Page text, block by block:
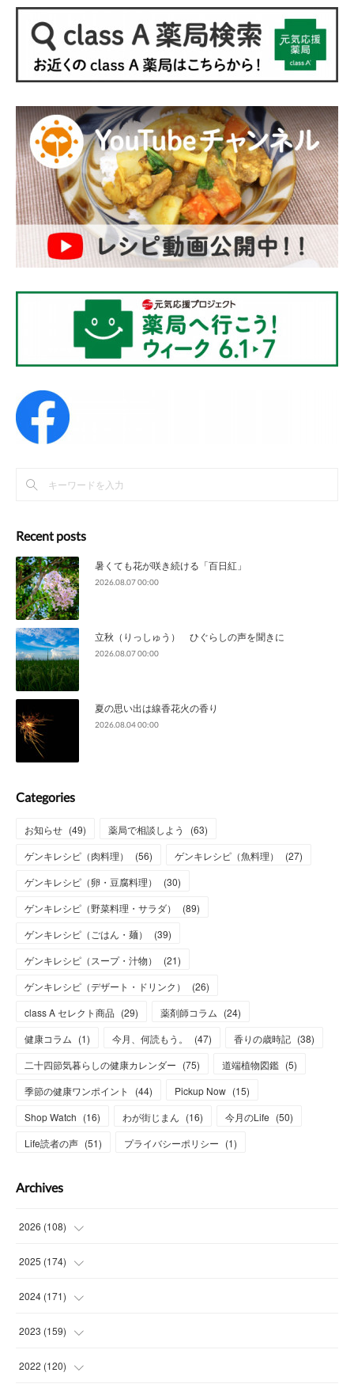
Recent posts
暑くても花が咲き続ける「百日紅」
2026.08.07 00:00
立秋（りっしゅう） ひぐらしの声を聞きに
2026.08.07 00:00
夏の思い出は線香花火の香り
2026.08.04 00:00
Categories
お知らせ (49) 薬局で相談しよう (63)
ゲンキレシピ（肉料理）
(56) ゲンキレシピ（魚料理） (27)
ゲンキレシピ（卵・豆腐料理）
(30)
ゲンキレシピ（野菜料理・サラダ）
(89)
ゲンキレシピ（ごはん・麺）
(39)
ゲンキレシピ（スープ・汁物）
(21)
ゲンキレシピ（デザート・ドリンク）
(26)
class A セレクト商品 (29) 薬剤師コラム (24)
健康コラム (1) 今月、何読もう。 (47) 香りの歳時記 (38)
二十四節気暮らしの健康カレンダー (75) 道端植物図鑑 (5)
季節の健康ワンポイント
(44) Pickup Now (15)
Shop Watch (16) わが街じまん (16) 今月のLife (50)
Life読者の声 (51) プライバシーポリシー (1)
Archives
2026 (108)
(6)
(15
(15
(13
2025 (174)
(14
(14
(15
2024 (171)
(13
(13
2023 (159)
(14
2022 (120)